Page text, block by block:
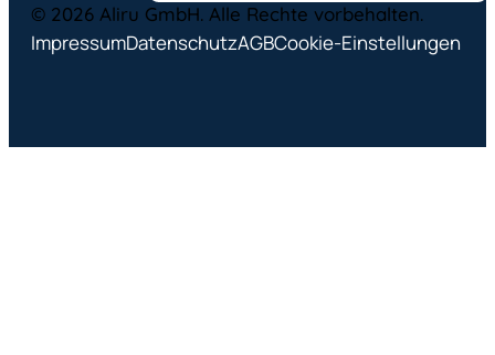
© 2026 Aliru GmbH. Alle Rechte vorbehalten.
ImpressumDatenschutzAGBCookie-Einstellungen